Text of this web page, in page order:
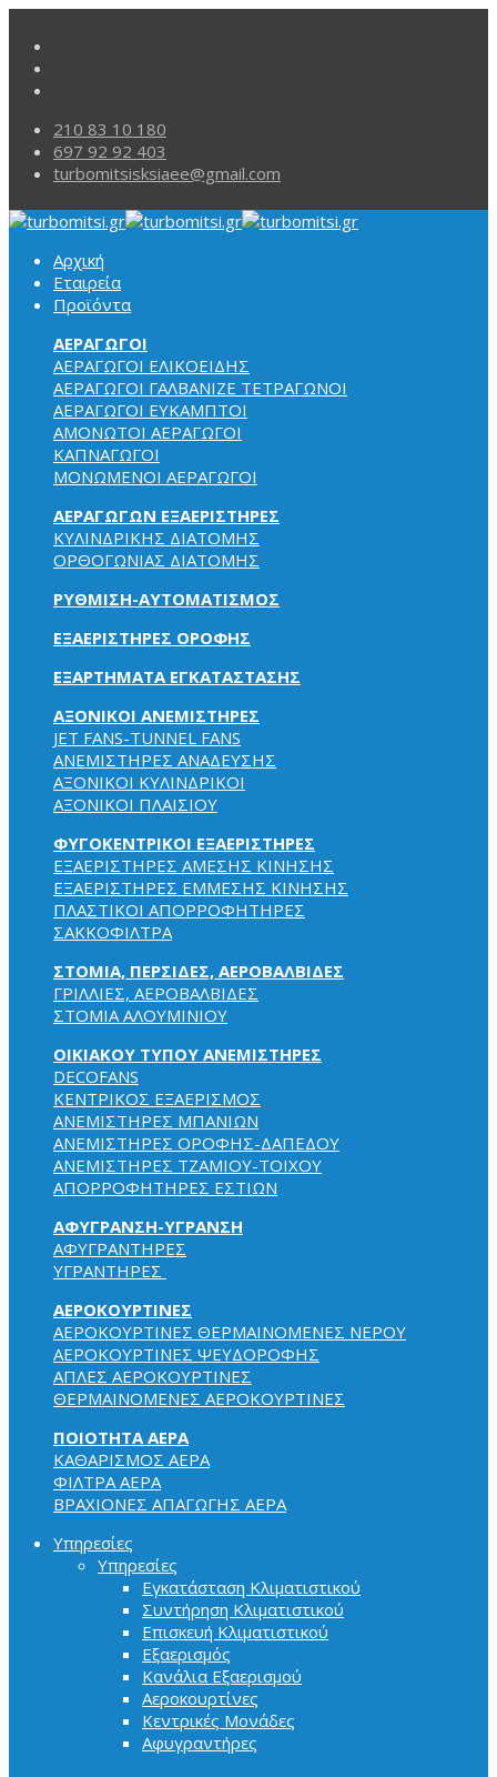
210 83 10 180
697 92 92 403
turbomitsisksiaee@gmail.com
Αρχική
Εταιρεία
Προϊόντα
ΑΕΡΑΓΩΓΟΙ
ΑΕΡΑΓΩΓΟΙ ΕΛΙΚΟΕΙΔΗΣ
ΑΕΡΑΓΩΓΟΙ ΓΑΛΒΑΝΙΖΕ ΤΕΤΡΑΓΩΝΟΙ
ΑΕΡΑΓΩΓΟΙ ΕΥΚΑΜΠΤΟΙ
ΑΜΟΝΩΤΟΙ ΑΕΡΑΓΩΓΟΙ
ΚΑΠΝΑΓΩΓΟΙ
ΜΟΝΩΜΕΝΟΙ ΑΕΡΑΓΩΓΟΙ
ΑΕΡΑΓΩΓΩΝ ΕΞΑΕΡΙΣΤΗΡΕΣ
ΚΥΛΙΝΔΡΙΚΗΣ ΔΙΑΤΟΜΗΣ
ΟΡΘΟΓΩΝΙΑΣ ΔΙΑΤΟΜΗΣ
ΡΥΘΜΙΣΗ-ΑΥΤΟΜΑΤΙΣΜΟΣ
ΕΞΑΕΡΙΣΤΗΡΕΣ ΟΡΟΦΗΣ
ΕΞΑΡΤΗΜΑΤΑ ΕΓΚΑΤΑΣΤΑΣΗΣ
ΑΞΟΝΙΚΟΙ ΑΝΕΜΙΣΤΗΡΕΣ
JET FANS-TUNNEL FANS
ΑΝΕΜΙΣΤΗΡΕΣ ΑΝΑΔΕΥΣΗΣ
ΑΞΟΝΙΚΟΙ ΚΥΛΙΝΔΡΙΚΟΙ
ΑΞΟΝΙΚΟΙ ΠΛΑΙΣΙΟΥ
ΦΥΓΟΚΕΝΤΡΙΚΟΙ ΕΞΑΕΡΙΣΤΗΡΕΣ
ΕΞΑΕΡΙΣΤΗΡΕΣ ΑΜΕΣΗΣ ΚΙΝΗΣΗΣ
ΕΞΑΕΡΙΣΤΗΡΕΣ ΕΜΜΕΣΗΣ ΚΙΝΗΣΗΣ
ΠΛΑΣΤΙΚΟΙ ΑΠΟΡΡΟΦΗΤΗΡΕΣ
ΣΑΚΚΟΦΙΛΤΡΑ
ΣΤΟΜΙΑ, ΠΕΡΣΙΔΕΣ, ΑΕΡΟΒΑΛΒΙΔΕΣ
ΓΡΙΛΛΙΕΣ, ΑΕΡΟΒΑΛΒΙΔΕΣ
ΣΤΟΜΙΑ ΑΛΟΥΜΙΝΙΟΥ
ΟΙΚΙΑΚΟΥ ΤΥΠΟΥ ΑΝΕΜΙΣΤΗΡΕΣ
DECOFANS
KENTPIKOΣ EΞAEPIΣMOΣ
ΑΝΕΜΙΣΤΗΡΕΣ ΜΠΑΝΙΩΝ
ΑΝΕΜΙΣΤΗΡΕΣ ΟΡΟΦΗΣ-ΔΑΠΕΔΟΥ
ΑΝΕΜΙΣΤΗΡΕΣ ΤΖΑΜΙΟΥ-ΤΟΙΧΟΥ
ΑΠΟΡΡΟΦΗΤΗΡΕΣ ΕΣΤΙΩΝ
ΑΦΥΓΡΑΝΣΗ-ΥΓΡΑΝΣΗ
ΑΦΥΓΡΑΝΤΗΡΕΣ
ΥΓΡΑΝΤΗΡΕΣ
ΑΕΡΟΚΟΥΡΤΙΝΕΣ
ΑΕΡΟΚΟΥΡΤΙΝΕΣ ΘΕΡΜΑΙΝΟΜΕΝΕΣ NEPOY
ΑΕΡΟΚΟΥΡΤΙΝΕΣ ΨΕΥΔΟΡΟΦΗΣ
ΑΠΛΕΣ ΑΕΡΟΚΟΥΡΤΙΝΕΣ
ΘΕΡΜΑΙΝΟΜΕΝΕΣ ΑΕΡΟΚΟΥΡΤΙΝΕΣ
ΠΟΙΟΤΗΤΑ ΑΕΡΑ
ΚΑΘΑΡΙΣΜΟΣ ΑΕΡΑ
ΦΙΛΤΡΑ ΑΕΡΑ
ΒΡΑΧΙΟΝΕΣ ΑΠΑΓΩΓΗΣ ΑΕΡΑ
Υπηρεσίες
Υπηρεσίες
Εγκατάσταση Κλιματιστικού
Συντήρηση Κλιματιστικού
Επισκευή Κλιματιστικού
Εξαερισμός
Κανάλια Εξαερισμού
Αεροκουρτίνες
Κεντρικές Μονάδες
Αφυγραντήρες